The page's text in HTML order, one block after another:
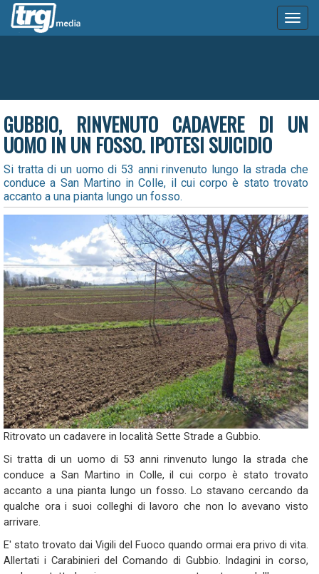
GUBBIO, RINVENUTO CADAVERE DI UN
UOMO IN UN FOSSO. IPOTESI SUICIDIO
Si tratta di un uomo di 53 anni rinvenuto lungo la strada che
conduce a San Martino in Colle, il cui corpo è stato trovato
accanto a una pianta lungo un fosso.
Ritrovato un cadavere in località Sette Strade a Gubbio.
Si tratta di un uomo di 53 anni rinvenuto lungo la strada che
conduce a San Martino in Colle, il cui corpo è stato trovato
accanto a una pianta lungo un fosso. Lo stavano cercando da
qualche ora i suoi colleghi di lavoro che non lo avevano visto
arrivare.
E' stato trovato dai Vigili del Fuoco quando ormai era privo di vita.
Allertati i Carabinieri del Comando di Gubbio. Indagini in corso,